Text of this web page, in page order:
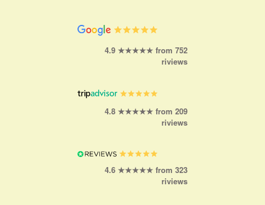
4.9 ★★★★★ from 752
riviews
4.8 ★★★★★ from 209
riviews
4.6 ★★★★★ from 323
riviews